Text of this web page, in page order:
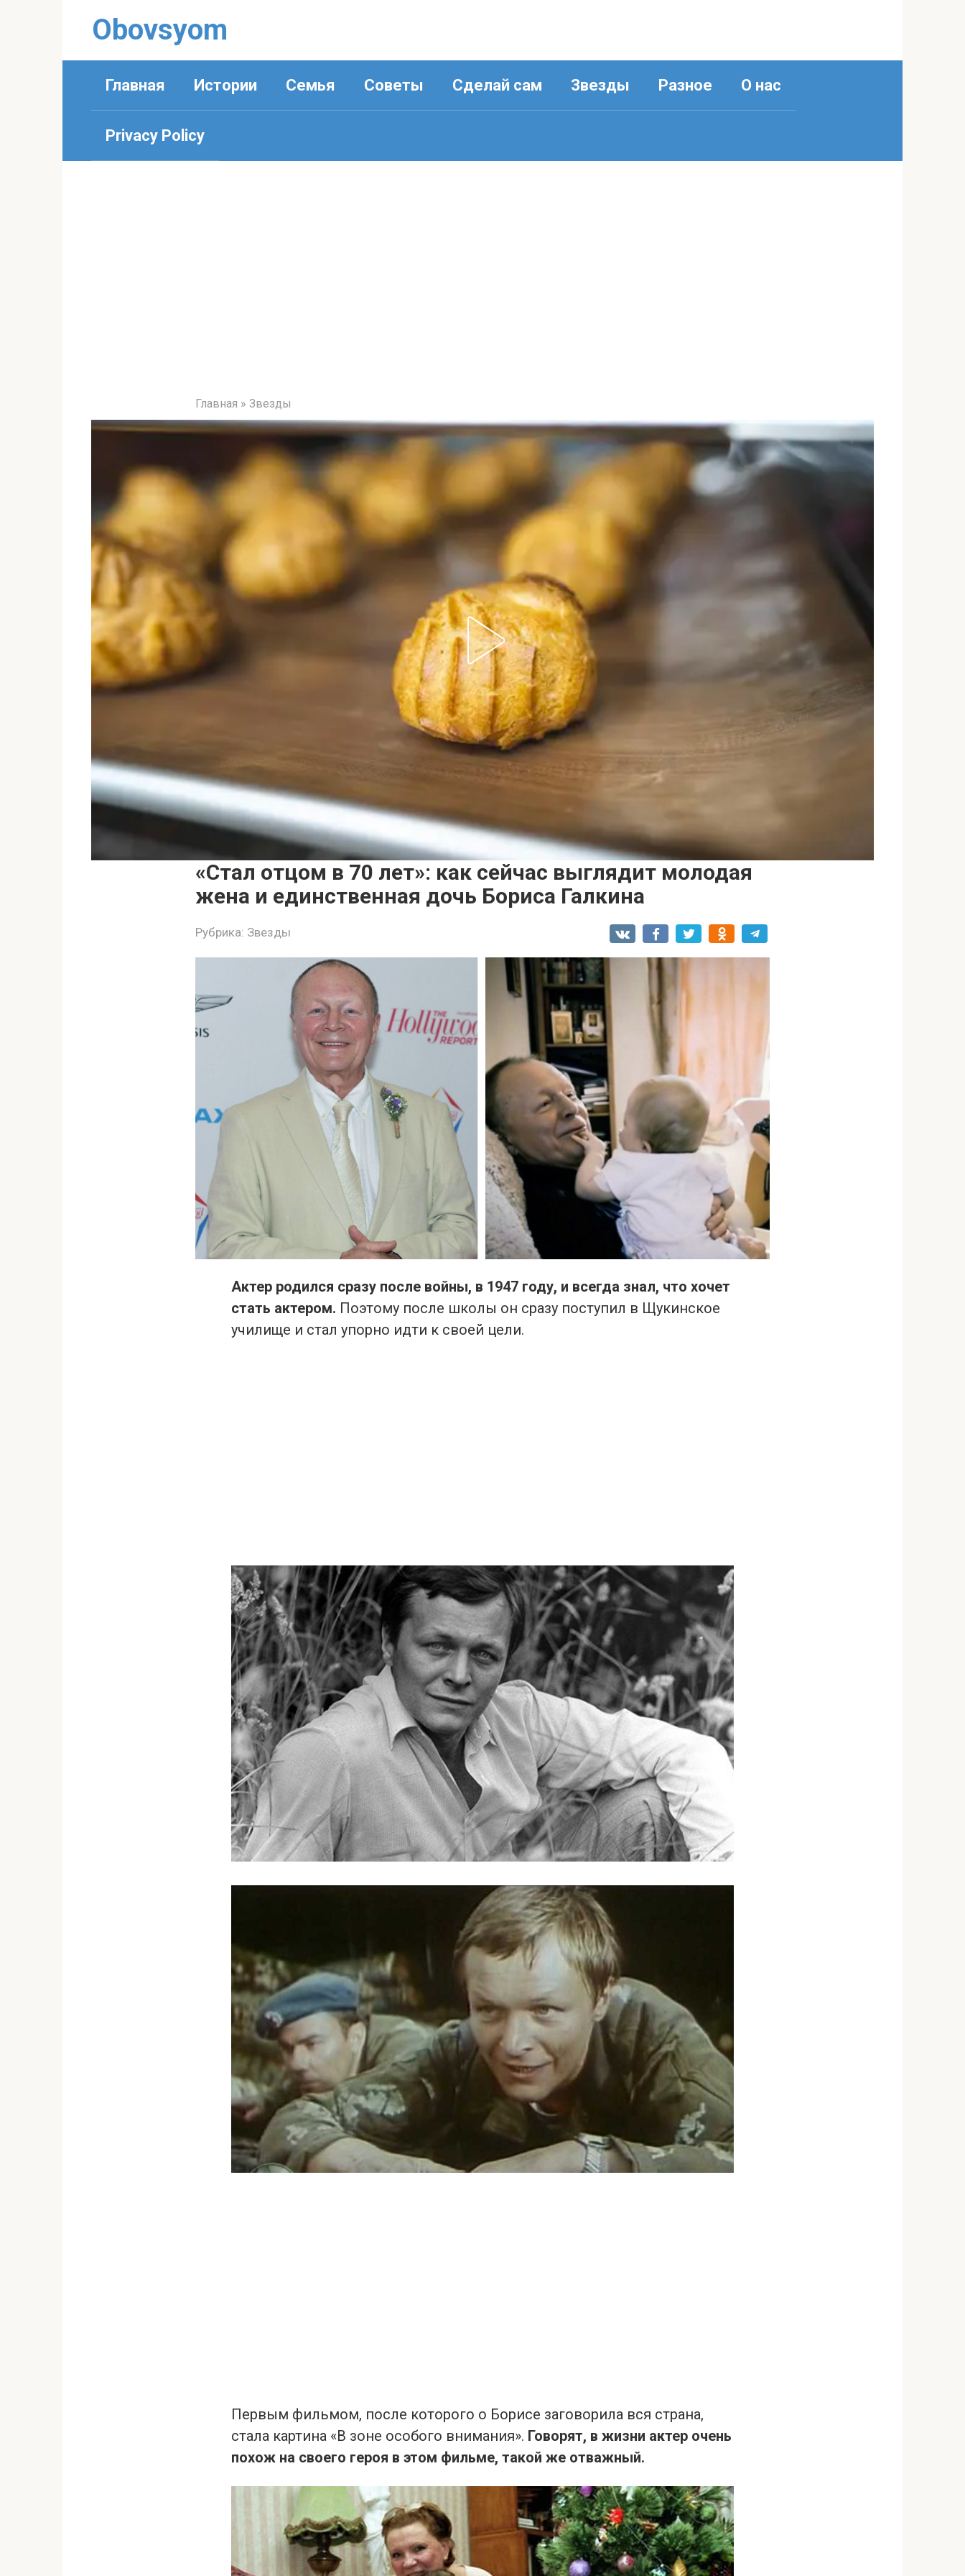
Obovsyom
Главная Истории Семья Советы Сделай сам Звезды Разное О нас
Privacy Policy
Главная » Звезды
«Стал отцом в 70 лет»: как сейчас выглядит молодая
жена и единственная дочь Бориса Галкина
Рубрика: Звезды
Актер родился сразу после войны, в 1947 году, и всегда знал, что хочет
стать актером. Поэтому после школы он сразу поступил в Щукинское
училище и стал упорно идти к своей цели.
Первым фильмом, после которого о Борисе заговорила вся страна,
стала картина «В зоне особого внимания». Говорят, в жизни актер очень
похож на своего героя в этом фильме, такой же отважный.